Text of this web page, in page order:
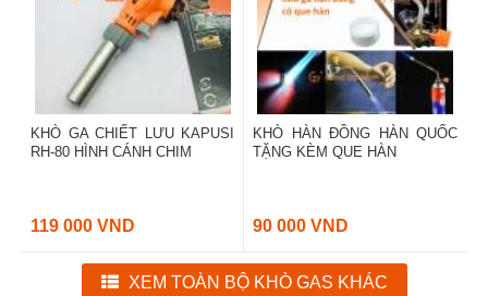
KHÒ GA CHIẾT LƯU KAPUSI
RH-80 HÌNH CÁNH CHIM
119 000 VND
KHÒ HÀN ĐỒNG HÀN QUỐC
TẶNG KÈM QUE HÀN
90 000 VND
XEM TOÀN BỘ KHÒ GAS KHÁC